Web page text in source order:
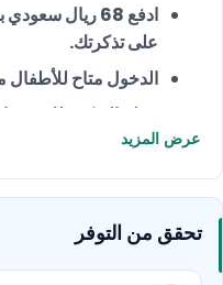
على تذكرتك.
الدخول متاح للأطفال من سن 5
وتسمح لك بدخول
تأكد من شراء جوارب
ستكون كل لحظة مليئة
عرض المزيد
تحقق من التوفر